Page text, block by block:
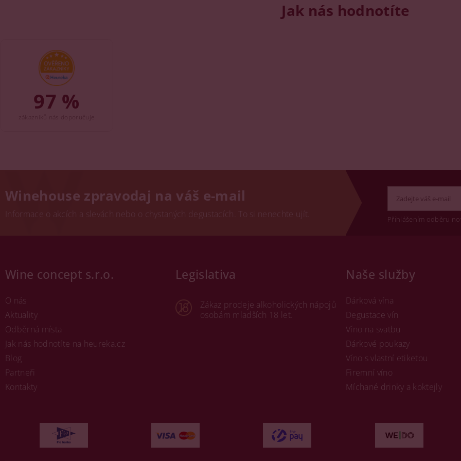
Jak nás hodnotíte
97 %
Winehouse zpravodaj na váš e-mail
Informace o akcích a slevách nebo o chystaných degustacích. To si nenechte ujít. Přihlášením odběru
Wine concept s.r.o.
O nás
Aktuality
Odběrná místa
Jak nás hodnotíte na heureka.cz
Blog
Partneři
Kontakty
Legislativa
Zákaz prodeje alkoholických nápojů
osobám mladších 18 let.
Naše služby
Dárková vína
Degustace vín
Víno na svatbu
Dárkové poukazy
Víno s vlastní etiketou
Firemní víno
Míchané drinky a koktejly